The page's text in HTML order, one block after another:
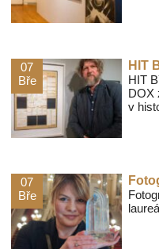
07
Bře
HIT
DOX
v
07
Bře